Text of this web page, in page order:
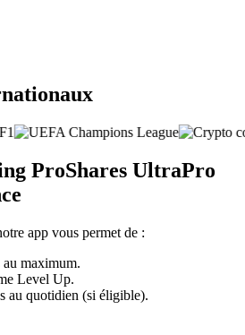
ProShares UltraPro
app vous permet de :
au maximum.
Level Up.
au quotidien (si éligible).